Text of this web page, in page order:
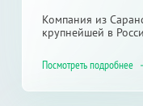
Компания из
крупнейшей в
Посмотреть подробнее